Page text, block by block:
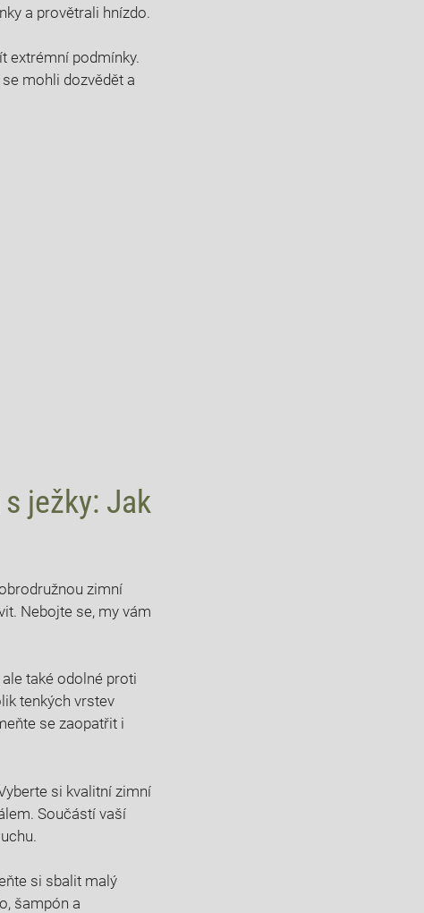
a provětrali hnízdo.
extrémní podmínky.
mohli dozvědět a
ježky: Jak
zimní
Nebojte se, my vám
také odolné proti
tenkých vrstev
se zaopatřit i
si kvalitní zimní
Součástí vaší
si sbalit malý
šampón a